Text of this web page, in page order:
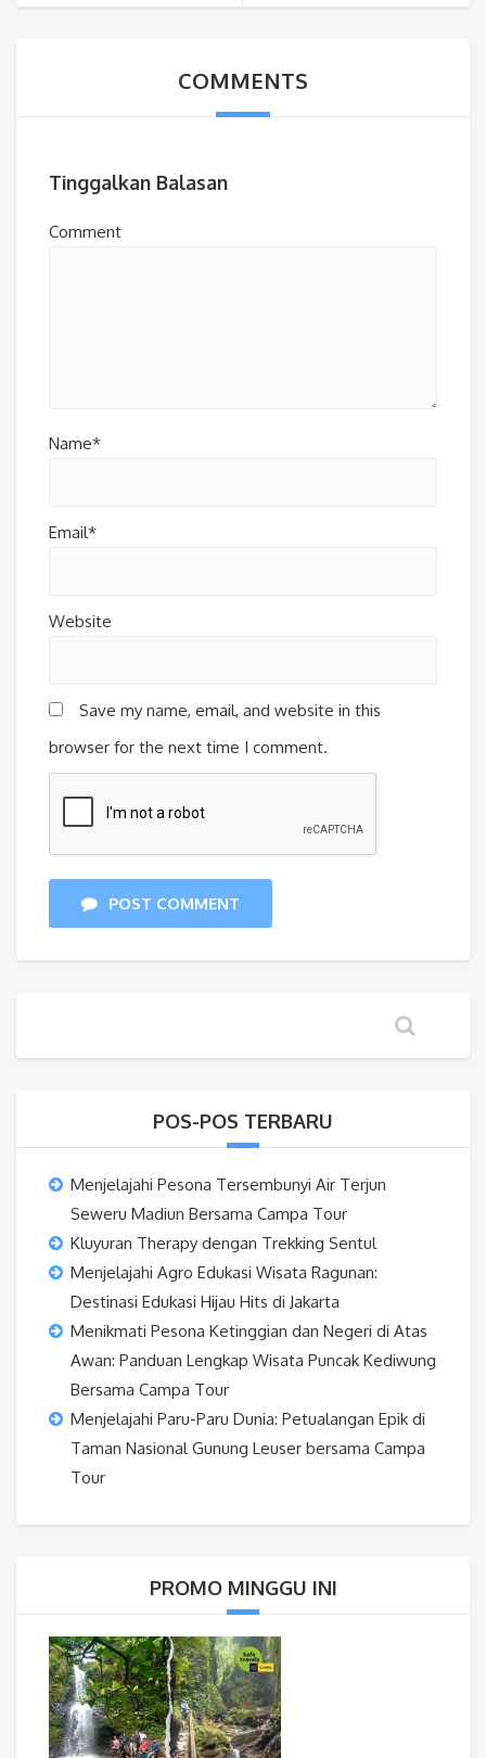
COMMENTS
Tinggalkan Balasan
Comment
Name*
Email*
Website
Save my name, email, and website in this
browser for the next time I comment.
POST COMMENT
POS-POS TERBARU
Menjelajahi Pesona Tersembunyi Air Terjun
Seweru Madiun Bersama Campa Tour
Kluyuran Therapy dengan Trekking Sentul
Menjelajahi Agro Edukasi Wisata Ragunan:
Destinasi Edukasi Hijau Hits di Jakarta
Menikmati Pesona Ketinggian dan Negeri di Atas
Awan: Panduan Lengkap Wisata Puncak Kediwung
Bersama Campa Tour
Menjelajahi Paru-Paru Dunia: Petualangan Epik di
Taman Nasional Gunung Leuser bersama Campa
Tour
PROMO MINGGU INI